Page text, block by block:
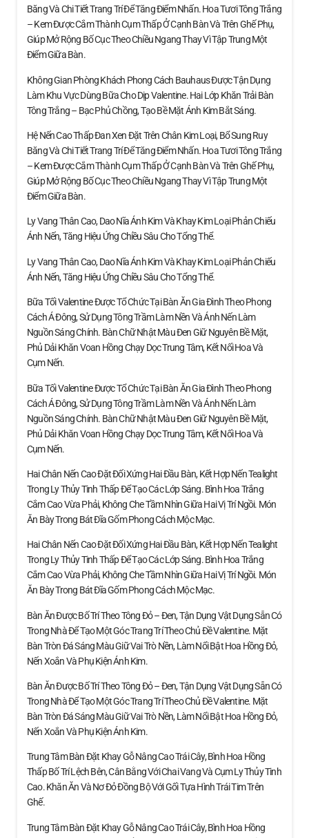
Băng Và Chi Tiết Trang Trí Để Tăng Điểm Nhấn. Hoa Tươi Tông Trắng
– Kem Được Cắm Thành Cụm Thấp Ở Cạnh Bàn Và Trên Ghế Phụ,
Giúp Mở Rộng Bố Cục Theo Chiều Ngang Thay Vì Tập Trung Một
Điểm Giữa Bàn.
Không Gian Phòng Khách Phong Cách Bauhaus Được Tận Dụng
Làm Khu Vực Dùng Bữa Cho Dịp Valentine. Hai Lớp Khăn Trải Bàn
Tông Trắng – Bạc Phủ Chồng, Tạo Bề Mặt Ánh Kim Bắt Sáng.
Hệ Nến Cao Thấp Đan Xen Đặt Trên Chân Kim Loại, Bổ Sung Ruy
Băng Và Chi Tiết Trang Trí Để Tăng Điểm Nhấn. Hoa Tươi Tông Trắng
– Kem Được Cắm Thành Cụm Thấp Ở Cạnh Bàn Và Trên Ghế Phụ,
Giúp Mở Rộng Bố Cục Theo Chiều Ngang Thay Vì Tập Trung Một
Điểm Giữa Bàn.
Ly Vang Thân Cao, Dao Nĩa Ánh Kim Và Khay Kim Loại Phản Chiếu
Ánh Nến, Tăng Hiệu Ứng Chiều Sâu Cho Tổng Thể.
Ly Vang Thân Cao, Dao Nĩa Ánh Kim Và Khay Kim Loại Phản Chiếu
Ánh Nến, Tăng Hiệu Ứng Chiều Sâu Cho Tổng Thể.
Bữa Tối Valentine Được Tổ Chức Tại Bàn Ăn Gia Đình Theo Phong
Cách Á Đông, Sử Dụng Tông Trầm Làm Nền Và Ánh Nến Làm
Nguồn Sáng Chính. Bàn Chữ Nhật Màu Đen Giữ Nguyên Bề Mặt,
Phủ Dải Khăn Voan Hồng Chạy Dọc Trung Tâm, Kết Nối Hoa Và
Cụm Nến.
Bữa Tối Valentine Được Tổ Chức Tại Bàn Ăn Gia Đình Theo Phong
Cách Á Đông, Sử Dụng Tông Trầm Làm Nền Và Ánh Nến Làm
Nguồn Sáng Chính. Bàn Chữ Nhật Màu Đen Giữ Nguyên Bề Mặt,
Phủ Dải Khăn Voan Hồng Chạy Dọc Trung Tâm, Kết Nối Hoa Và
Cụm Nến.
Hai Chân Nến Cao Đặt Đối Xứng Hai Đầu Bàn, Kết Hợp Nến Tealight
Trong Ly Thủy Tinh Thấp Để Tạo Các Lớp Sáng. Bình Hoa Trắng
Cắm Cao Vừa Phải, Không Che Tầm Nhìn Giữa Hai Vị Trí Ngồi. Món
Ăn Bày Trong Bát Đĩa Gốm Phong Cách Mộc Mạc.
Hai Chân Nến Cao Đặt Đối Xứng Hai Đầu Bàn, Kết Hợp Nến Tealight
Trong Ly Thủy Tinh Thấp Để Tạo Các Lớp Sáng. Bình Hoa Trắng
Cắm Cao Vừa Phải, Không Che Tầm Nhìn Giữa Hai Vị Trí Ngồi. Món
Ăn Bày Trong Bát Đĩa Gốm Phong Cách Mộc Mạc.
Bàn Ăn Được Bố Trí Theo Tông Đỏ – Đen, Tận Dụng Vật Dụng Sẵn Có
Trong Nhà Để Tạo Một Góc Trang Trí Theo Chủ Đề Valentine. Mặt
Bàn Tròn Đá Sáng Màu Giữ Vai Trò Nền, Làm Nổi Bật Hoa Hồng Đỏ,
Nến Xoắn Và Phụ Kiện Ánh Kim.
Bàn Ăn Được Bố Trí Theo Tông Đỏ – Đen, Tận Dụng Vật Dụng Sẵn Có
Trong Nhà Để Tạo Một Góc Trang Trí Theo Chủ Đề Valentine. Mặt
Bàn Tròn Đá Sáng Màu Giữ Vai Trò Nền, Làm Nổi Bật Hoa Hồng Đỏ,
Nến Xoắn Và Phụ Kiện Ánh Kim.
Trung Tâm Bàn Đặt Khay Gỗ Nâng Cao Trái Cây, Bình Hoa Hồng
Thấp Bố Trí Lệch Bên, Cân Bằng Với Chai Vang Và Cụm Ly Thủy Tinh
Cao. Khăn Ăn Và Nơ Đỏ Đồng Bộ Với Gối Tựa Hình Trái Tim Trên
Ghế.
Trung Tâm Bàn Đặt Khay Gỗ Nâng Cao Trái Cây, Bình Hoa Hồng